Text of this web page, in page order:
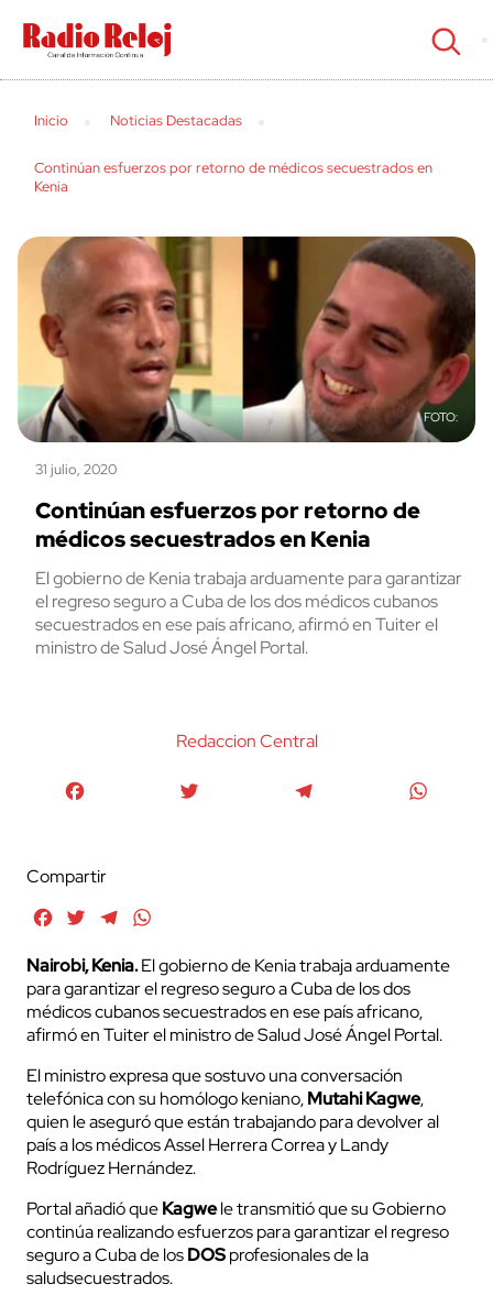
cerrar
Inicio Noticias Destacadas
Continúan esfuerzos por retorno de médicos secuestrados en
Kenia
31 julio, 2020
Continúan esfuerzos por retorno de
médicos secuestrados en Kenia
El gobierno de Kenia trabaja arduamente para garantizar
el regreso seguro a Cuba de los dos médicos cubanos
secuestrados en ese país africano, afirmó en Tuiter el
ministro de Salud José Ángel Portal.
Redaccion Central
Compartir
FacebookTwitterTelegram
Nairobi, Kenia.El gobierno de Kenia trabaja arduamente
para garantizar el regreso seguro a Cuba de los dos
médicos cubanos secuestrados en ese país africano,
afirmó en Tuiter el ministro de Salud José Ángel Portal.
El ministro expresa que sostuvo una conversación
telefónica con su homólogo keniano,Mutahi Kagwe,
quien le aseguró que están trabajando para devolver al
país a los médicos Assel Herrera Correa y Landy
Rodríguez Hernández.
Portal añadió queKagwele transmitió que su Gobierno
continúa realizando esfuerzos para garantizar el regreso
seguro a Cuba de losDOSprofesionales de la
saludsecuestrados.